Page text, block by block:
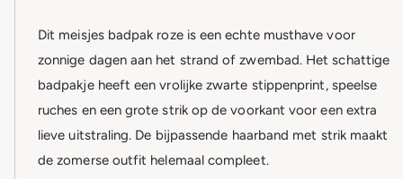
Dit meisjes badpak roze is een echte musthave voor
zonnige dagen aan het strand of zwembad. Het schattige
badpakje heeft een vrolijke zwarte stippenprint, speelse
ruches en een grote strik op de voorkant voor een extra
lieve uitstraling. De bijpassende haarband met strik maakt
de zomerse outfit helemaal compleet.